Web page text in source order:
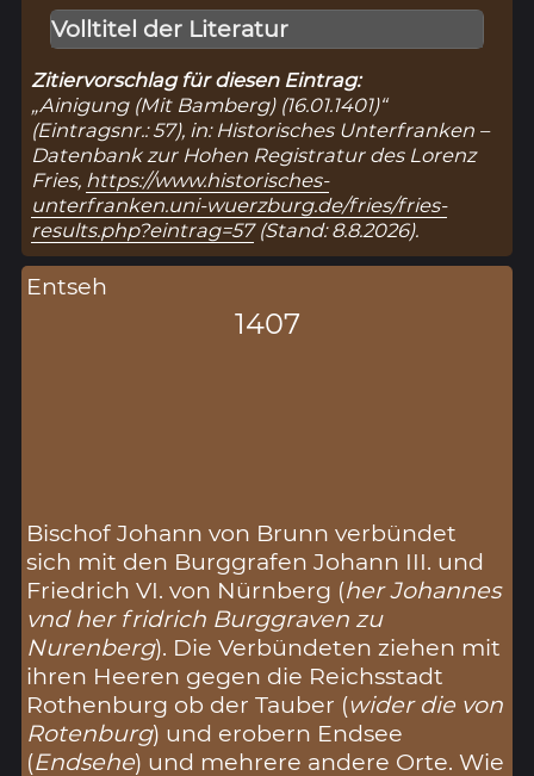
Volltitel der Literatur
Zitiervorschlag für diesen Eintrag:
„Ainigung (Mit Bamberg) (16.01.1401)“
(Eintragsnr.: 57), in: Historisches Unterfranken –
Datenbank zur Hohen Registratur des Lorenz
Fries, https://www.historisches-
unterfranken.uni-wuerzburg.de/fries/fries-
results.php?eintrag=57(Stand: 8.8.2026).
Entseh
1407
Bischof Johann von Brunn verbündet
sich mit den Burggrafen Johann III. und
Friedrich VI. von Nürnberg (her Johannes
vnd her fridrich Burggraven zu
Nurenberg). Die Verbündeten ziehen mit
ihren Heeren gegen die Reichsstadt
Rothenburg ob der Tauber (wider die von
Rotenburg) und erobern Endsee
(Endsehe) und mehrere andere Orte. Wie